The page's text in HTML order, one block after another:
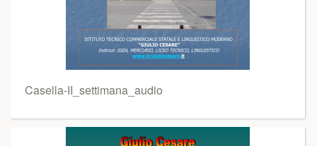
Casella-II_settimana_audio